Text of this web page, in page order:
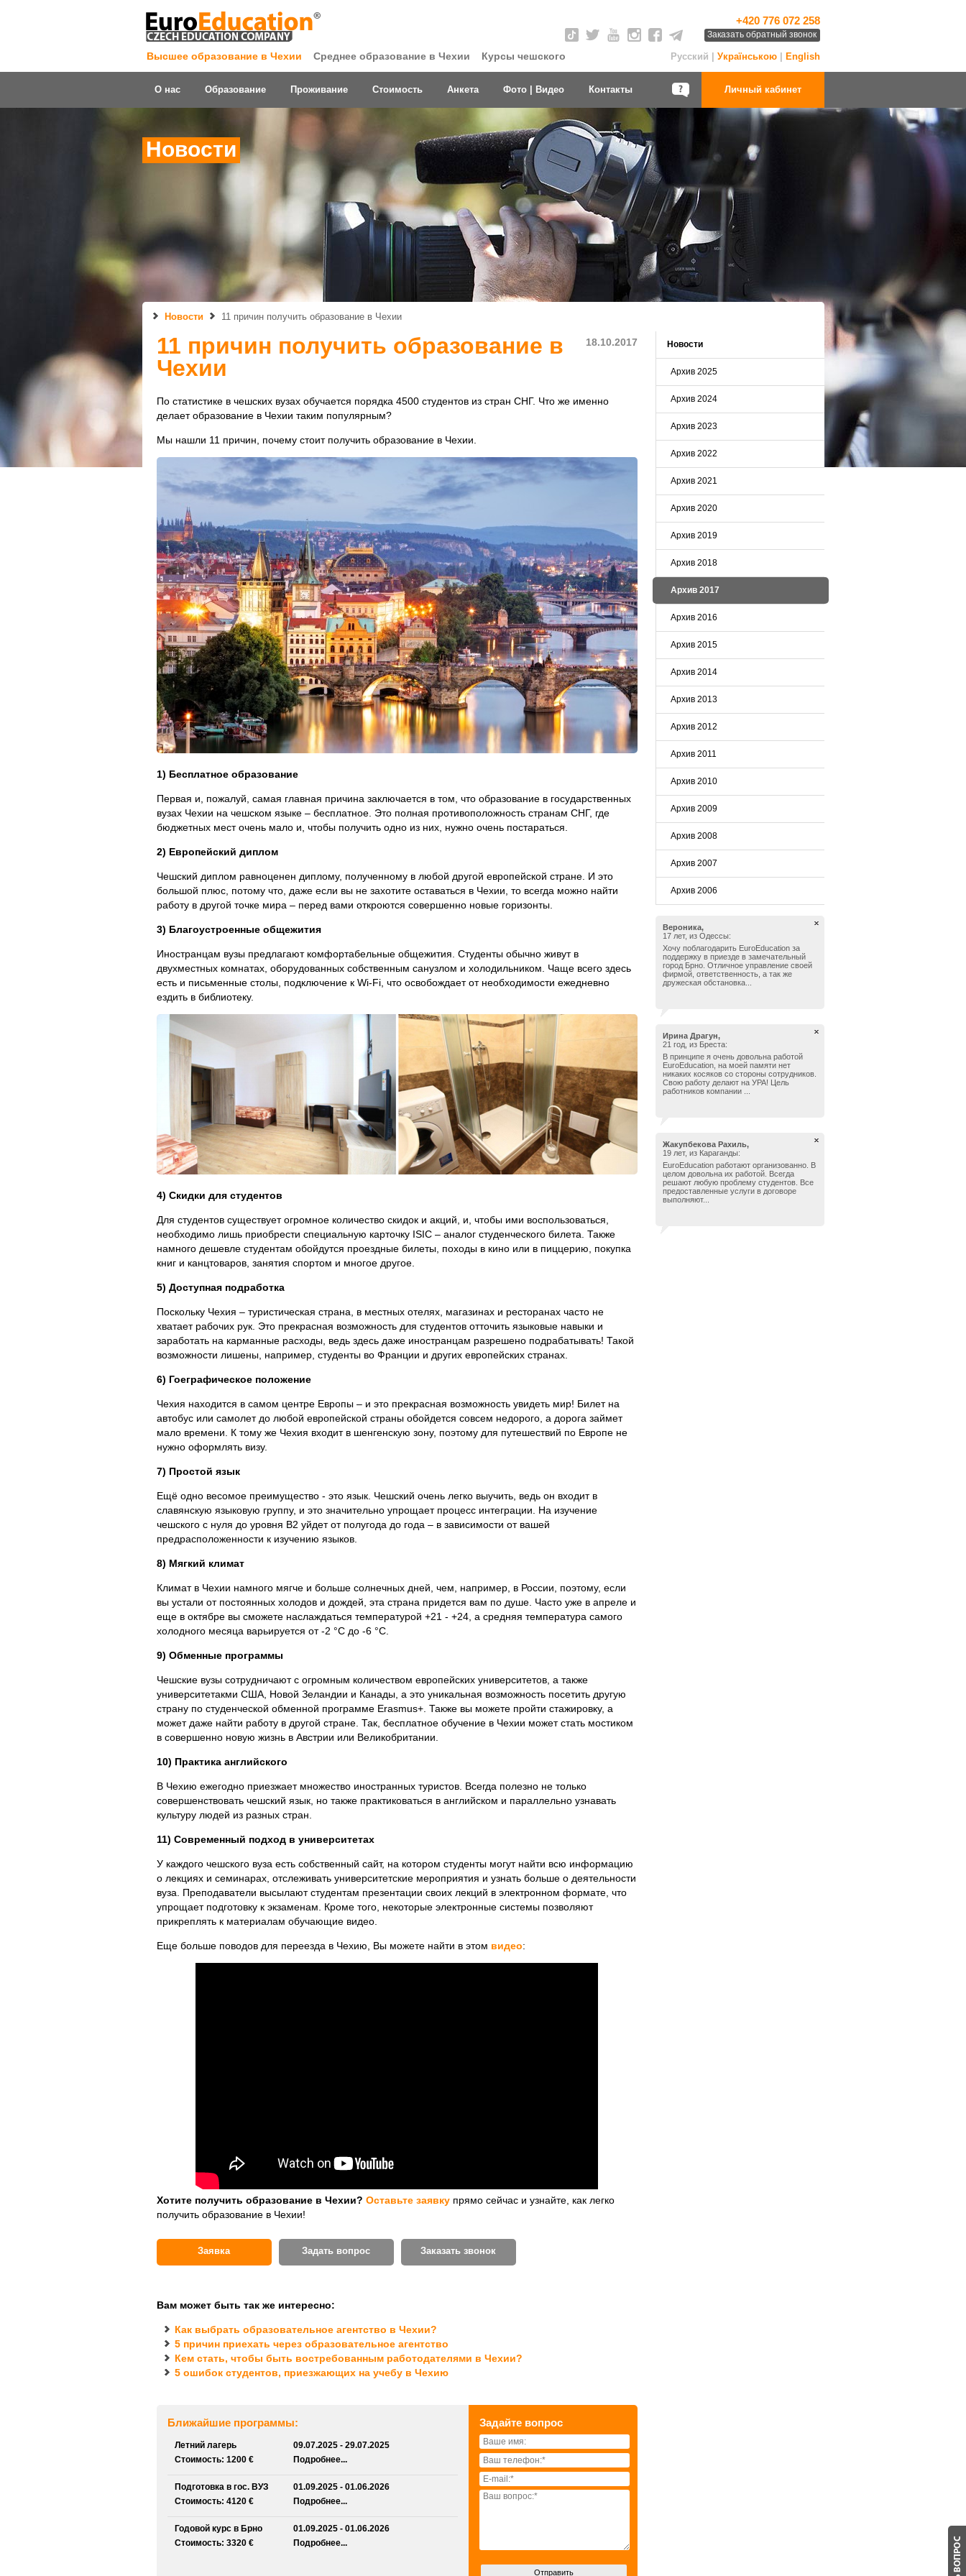
Высшее образование в Чехии Среднее образование в Чехии Курсы чешского
+420 776 072 258
Заказать обратный звонок
Русский | Українською| English
О нас Образование Проживание Стоимость Анкета Фото | Видео Контакты Личный кабинет
Новости
Новости 11 причин получить образование в Чехии
Новости
Архив 2025
Архив 2024
Архив 2023
Архив 2022
Архив 2021
Архив 2020
Архив 2019
Архив 2018
Архив 2017
Архив 2016
Архив 2015
Архив 2014
Архив 2013
Архив 2012
Архив 2011
Архив 2010
Архив 2009
Архив 2008
Архив 2007
Архив 2006
Вероника,
17 лет, из Одессы:
Хочу поблагодарить EuroEducation за
поддержку в приезде в замечательный
город Брно. Отличное управление своей
фирмой, ответственность, а так же
дружеская обстановка...
Ирина Драгун,
21 год, из Бреста:
В принципе я очень довольна работой
EuroEducation, на моей памяти нет
никаких косяков со стороны сотрудников.
Свою работу делают на УРА! Цель
работников компании ...
Жакупбекова Рахиль,
19 лет, из Караганды:
EuroEducation работают организованно. В
целом довольна их работой. Всегда
решают любую проблему студентов. Все
предоставленные услуги в договоре
выполняют...
18.10.2017
11 причин получить образование в
Чехии
По статистике в чешских вузах обучается порядка 4500 студентов из стран СНГ. Что же именно
делает образование в Чехии таким популярным?
Мы нашли 11 причин, почему стоит получить образование в Чехии.
1) Бесплатное образование
Первая и, пожалуй, самая главная причина заключается в том, что образование в государственных
вузах Чехии на чешском языке – бесплатное. Это полная противоположность странам СНГ, где
бюджетных мест очень мало и, чтобы получить одно из них, нужно очень постараться.
2) Европейский диплом
Чешский диплом равноценен диплому, полученному в любой другой европейской стране. И это
большой плюс, потому что, даже если вы не захотите оставаться в Чехии, то всегда можно найти
работу в другой точке мира – перед вами откроются совершенно новые горизонты.
3) Благоустроенные общежития
Иностранцам вузы предлагают комфортабельные общежития. Студенты обычно живут в
двухместных комнатах, оборудованных собственным санузлом и холодильником. Чаще всего здесь
есть и письменные столы, подключение к Wi-Fi, что освобождает от необходимости ежедневно
ездить в библиотеку.
4) Скидки для студентов
Для студентов существует огромное количество скидок и акций, и, чтобы ими воспользоваться,
необходимо лишь приобрести специальную карточку ISIC – аналог студенческого билета. Также
намного дешевле студентам обойдутся проездные билеты, походы в кино или в пиццерию, покупка
книг и канцтоваров, занятия спортом и многое другое.
5) Доступная подработка
Поскольку Чехия – туристическая страна, в местных отелях, магазинах и ресторанах часто не
хватает рабочих рук. Это прекрасная возможность для студентов отточить языковые навыки и
заработать на карманные расходы, ведь здесь даже иностранцам разрешено подрабатывать! Такой
возможности лишены, например, студенты во Франции и других европейских странах.
6) Гоеграфическое положение
Чехия находится в самом центре Европы – и это прекрасная возможность увидеть мир! Билет на
автобус или самолет до любой европейской страны обойдется совсем недорого, а дорога займет
мало времени. К тому же Чехия входит в шенгенскую зону, поэтому для путешествий по Европе не
нужно оформлять визу.
7) Простой язык
Ещё одно весомое преимущество - это язык. Чешский очень легко выучить, ведь он входит в
славянскую языковую группу, и это значительно упрощает процесс интеграции. На изучение
чешского с нуля до уровня В2 уйдет от полугода до года – в зависимости от вашей
предрасположенности к изучению языков.
8) Мягкий климат
Климат в Чехии намного мягче и больше солнечных дней, чем, например, в России, поэтому, если
вы устали от постоянных холодов и дождей, эта страна придется вам по душе. Часто уже в апреле и
еще в октябре вы сможете наслаждаться температурой +21 - +24, а средняя температура самого
холодного месяца варьируется от -2 °C до -6 °C.
9) Обменные программы
Чешские вузы сотрудничают с огромным количеством европейских университетов, а также
университетакми США, Новой Зеландии и Канады, а это уникальная возможность посетить другую
страну по студенческой обменной программе Erasmus+. Также вы можете пройти стажировку, а
может даже найти работу в другой стране. Так, бесплатное обучение в Чехии может стать мостиком
в совершенно новую жизнь в Австрии или Великобритании.
10) Практика английского
В Чехию ежегодно приезжает множество иностранных туристов. Всегда полезно не только
совершенствовать чешский язык, но также практиковаться в английском и параллельно узнавать
культуру людей из разных стран.
11) Современный подход в университетах
У каждого чешского вуза есть собственный сайт, на котором студенты могут найти всю информацию
о лекциях и семинарах, отслеживать университетские мероприятия и узнать больше о деятельности
вуза. Преподаватели высылают студентам презентации своих лекций в электронном формате, что
упрощает подготовку к экзаменам. Кроме того, некоторые электронные системы позволяют
прикреплять к материалам обучающие видео.
Еще больше поводов для переезда в Чехию, Вы можете найти в этом видео:
Хотите получить образование в Чехии? Оставьте заявкупрямо сейчас и узнайте, как легко
получить образование в Чехии!
Заявка Задать вопрос Заказать звонок
Вам может быть так же интересно:
Как выбрать образовательное агентство в Чехии?
5 причин приехать через образовательное агентство
Кем стать, чтобы быть востребованным работодателями в Чехии?
5 ошибок студентов, приезжающих на учебу в Чехию
Ближайшие программы:
Летний лагерь
Стоимость: 1200 €
09.07.2025 - 29.07.2025
Подробнее...
Подготовка в гос. ВУЗ
Стоимость: 4120 €
01.09.2025 - 01.06.2026
Подробнее...
Годовой курс в Брно
Стоимость: 3320 €
01.09.2025 - 01.06.2026
Подробнее...
Задайте вопрос